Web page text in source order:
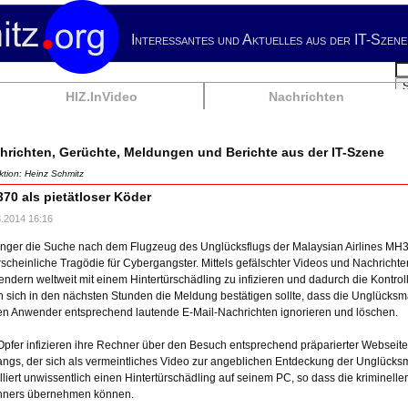
Interessantes und Aktuelles aus der IT-Szene
HIZ.InVideo Nachrichten
Gerüchte, Meldungen und Berichte aus der IT-Szene
Heinz Schmitz
als pietätloser Köder
16:16
die Suche nach dem Flugzeug des Unglücksflugs der Malaysian Airlines
Tragödie für Cybergangster. Mittels gefälschter Videos und
weltweit mit einem Hintertürschädling zu infizieren und dadurch die
sich in den nächsten Stunden die Meldung bestätigen sollte, dass die
Anwender entsprechend lautende E-Mail-Nachrichten ignorieren und löschen.
infizieren ihre Rechner über den Besuch entsprechend präparierter
der sich als vermeintliches Video zur angeblichen Entdeckung der
unwissentlich einen Hintertürschädling auf seinem PC, so dass die
übernehmen können.